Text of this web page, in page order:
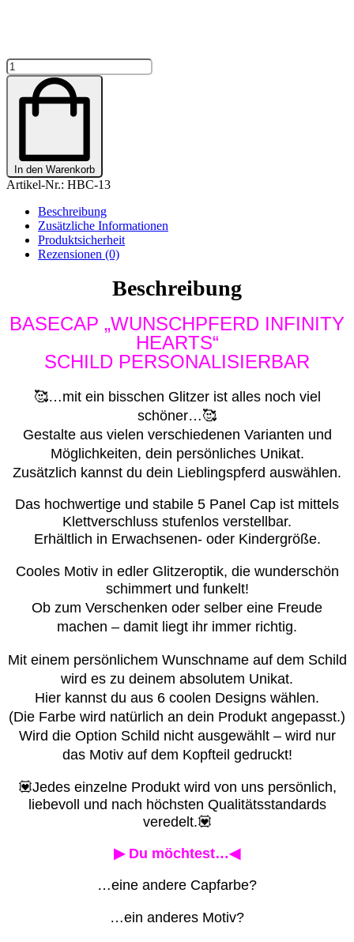
BASECAP
GLITZER
"WUNSCHPFERD
INFINITY
HEARTS"
In den Warenkorb
Artikel-Nr.: HBC-13
Beschreibung
Zusätzliche Informationen
Produktsicherheit
Rezensionen (0)
Beschreibung
BASECAP „WUNSCHPFERD INFINITY
HEARTS“
SCHILD PERSONALISIERBAR
🥰…mit ein bisschen Glitzer ist alles noch viel
schöner…🥰
Gestalte aus vielen verschiedenen Varianten und
Möglichkeiten, dein persönliches Unikat.
Zusätzlich kannst du dein Lieblingspferd auswählen.
Das hochwertige und stabile 5 Panel Cap ist mittels
Klettverschluss stufenlos verstellbar.
Erhältlich in Erwachsenen- oder Kindergröße.
Cooles Motiv in edler Glitzeroptik, die wunderschön
schimmert und funkelt!
Ob zum Verschenken oder selber eine Freude
machen – damit liegt ihr immer richtig.
Mit einem persönlichem Wunschname auf dem Schild
wird es zu deinem absolutem Unikat.
Hier kannst du aus 6 coolen Designs wählen.
(Die Farbe wird natürlich an dein Produkt angepasst.)
Wird die Option Schild nicht ausgewählt – wird nur
das Motiv auf dem Kopfteil gedruckt!
💟Jedes einzelne Produkt wird von uns persönlich,
liebevoll und nach höchsten Qualitätsstandards
veredelt.💟
▶ Du möchtest…◀
…eine andere Capfarbe?
…ein anderes Motiv?